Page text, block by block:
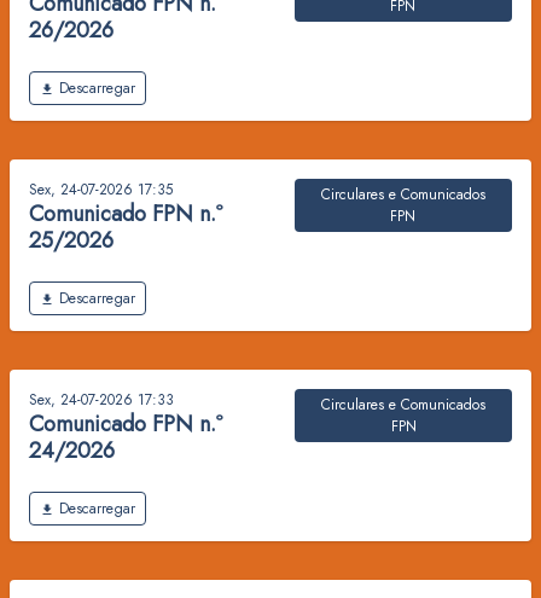
26/2026
FPN
Ficheiro
Descarregar
Sex, 24-07-2026 17:35
Comunicado FPN n.º
25/2026
Circulares e Comunicados
FPN
Ficheiro
Descarregar
Sex, 24-07-2026 17:33
Comunicado FPN n.º
24/2026
Circulares e Comunicados
FPN
Ficheiro
Descarregar